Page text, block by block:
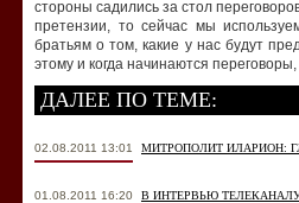
стороны садились за стол
претензии, то сейчас мы
братьям о том, какие у нас будут
этому и когда начинаются
ДАЛЕЕ ПО ТЕМЕ:
02.08.2011 13:01 МИТРОПОЛИТ ИЛАРИОН:
01.08.2011 16:20
В ИНТЕРВЬЮ